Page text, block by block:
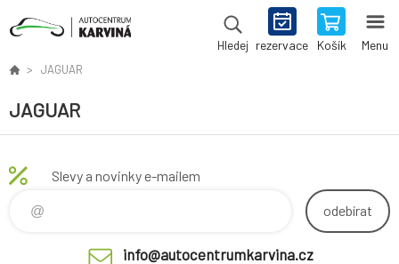
Hledej rezervace Košík Menu
JAGUAR
JAGUAR
Slevy a novinky e-mailem
odebírat
info@autocentrumkarvina.cz